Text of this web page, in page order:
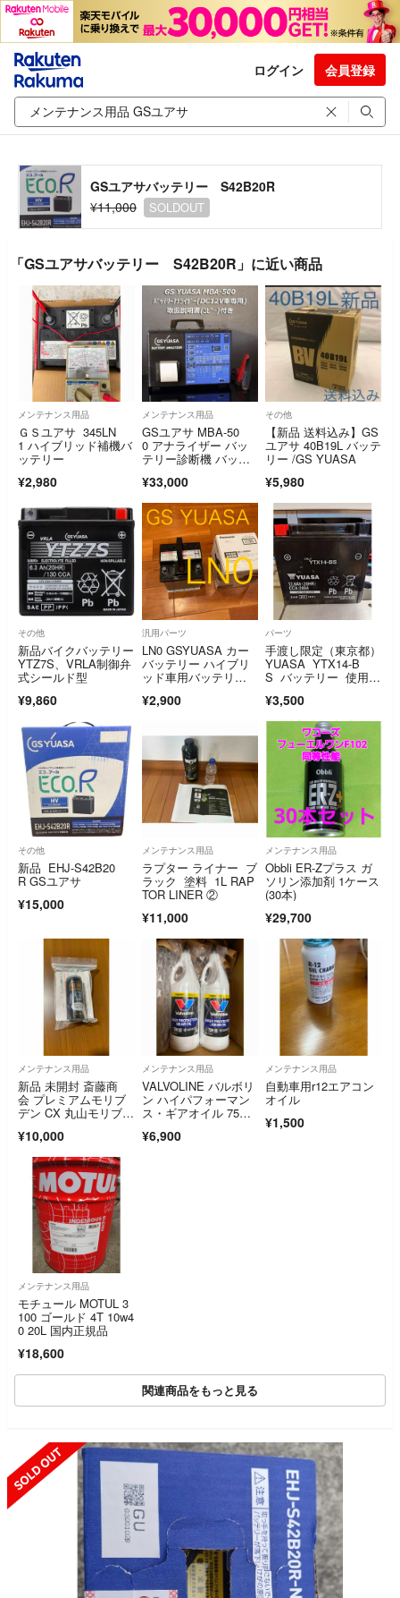
ログイン 会員登録
GSユアサバッテリー S42B20R
¥11,000
SOLDOUT
「GSユアサバッテリー S42B20R」に近い商品
メンテナンス用品
ＧＳユアサ 345LN
1 ハイブリッド補機バ
ッテリー
¥2,980
メンテナンス用品
GSユアサ MBA-50
0 アナライザー バッ
テリー診断機 バッテ
¥33,000
その他
【新品 送料込み】GS
ユアサ 40B19L バッテ
リー /GS YUASA
¥5,980
その他
新品バイクバッテリー
YTZ7S、VRLA制御弁
式シールド型
¥9,860
汎用パーツ
LN0 GSYUASA カー
バッテリー ハイブリ
ッド車用バッテリ
¥2,900
パーツ
手渡し限定（東京都）
YUASA YTX14-B
S バッテリー 使用期
¥3,500
その他
新品 EHJ-S42B20
R GSユアサ
¥15,000
メンテナンス用品
ラプター ライナー ブ
ラック 塗料 1L RAP
TOR LINER ②
¥11,000
メンテナンス用品
Obbli ER-Zプラス ガ
ソリン添加剤 1ケース
(30本)
¥29,700
メンテナンス用品
新品 未開封 斎藤商
会 プレミアムモリブ
デン CX 丸山モリブデ
¥10,000
メンテナンス用品
VALVOLINE バルボリ
ン ハイパフォーマン
ス・ギアオイル 75W9
ト
¥6,900
メンテナンス用品
自動車用r12エアコン
オイル
¥1,500
メンテナンス用品
モチュール MOTUL 3
100 ゴールド 4T 10w4
0 20L 国内正規品
¥18,600
関連商品をもっと見る
SOLD OUT